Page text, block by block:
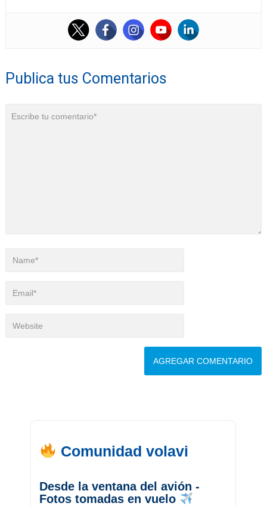
Publica tus Comentarios
Comunidad volavi
Desde la ventana del avión -
Fotos tomadas en vuelo